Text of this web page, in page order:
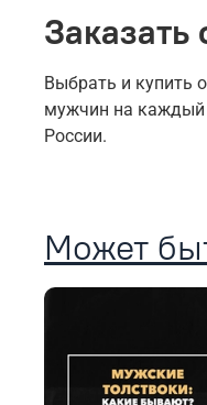
Выбрать и купить
мужчин на каждый
России.
Может